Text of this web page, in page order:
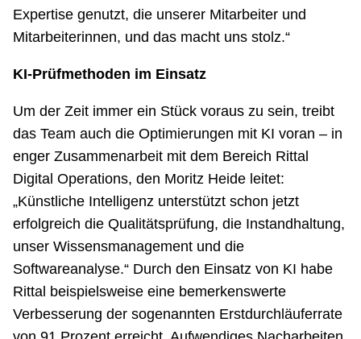
Expertise genutzt, die unserer Mitarbeiter und
Mitarbeiterinnen, und das macht uns stolz.“
KI-Prüfmethoden im Einsatz
Um der Zeit immer ein Stück voraus zu sein, treibt
das Team auch die Optimierungen mit KI voran – in
enger Zusammenarbeit mit dem Bereich Rittal
Digital Operations, den Moritz Heide leitet:
„Künstliche Intelligenz unterstützt schon jetzt
erfolgreich die Qualitätsprüfung, die Instandhaltung,
unser Wissensmanagement und die
Softwareanalyse.“ Durch den Einsatz von KI habe
Rittal beispielsweise eine bemerkenswerte
Verbesserung der sogenannten Erstdurchläuferrate